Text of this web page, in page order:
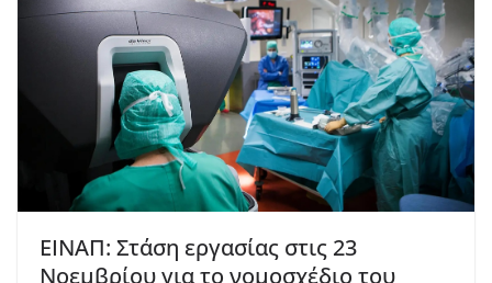
ΕΙΝΑΠ: Στάση εργασίας στις 23
Νοεμβρίου για το νομοσχέδιο του